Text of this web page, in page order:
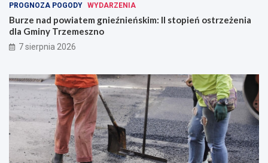
PROGNOZA POGODY WYDARZENIA
Burze nad powiatem gnieźnieńskim: II stopień ostrzeżenia
dla Gminy Trzemeszno
7 sierpnia 2026